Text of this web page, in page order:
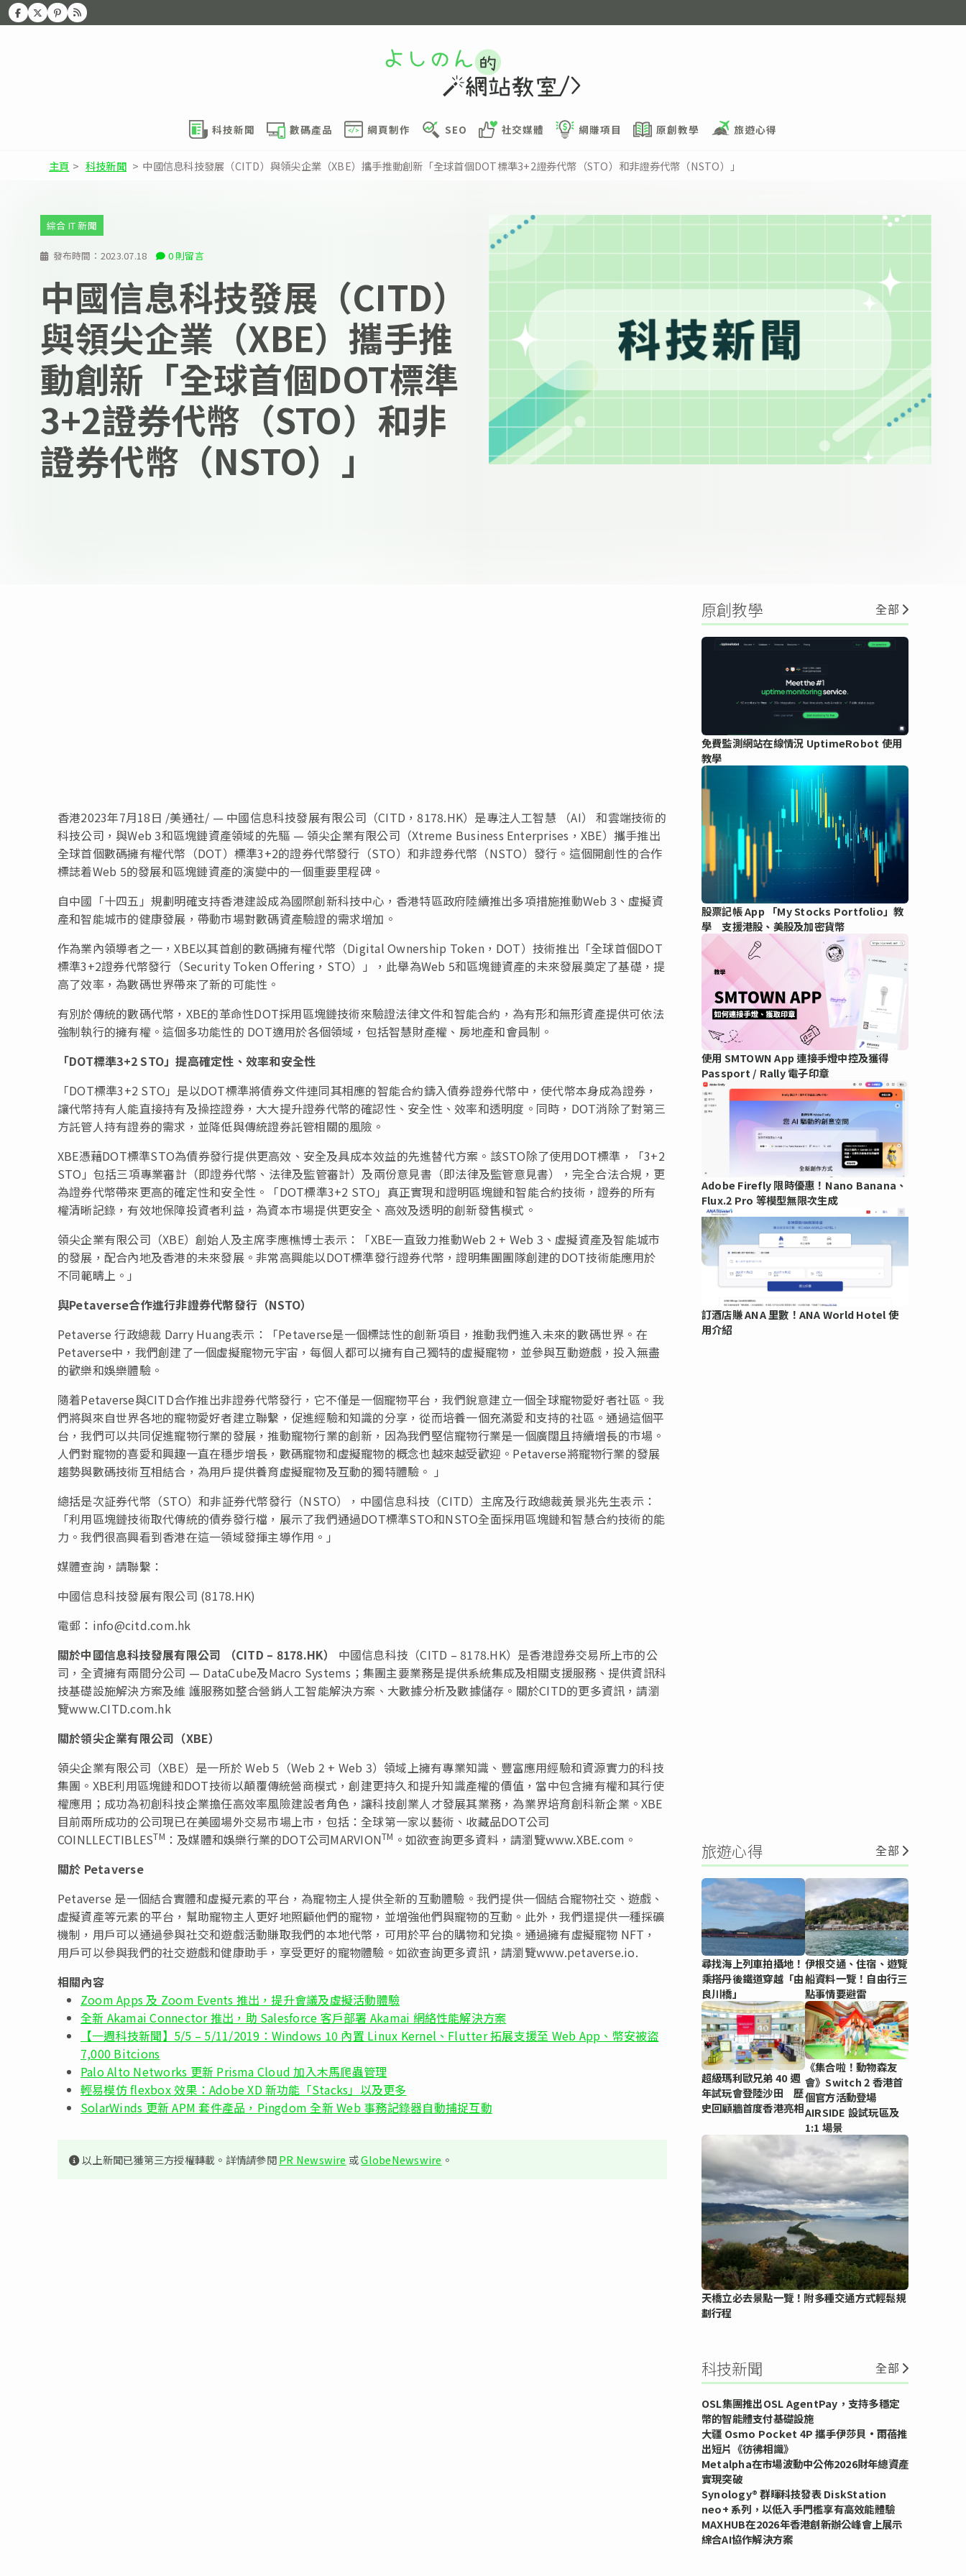
科技新聞 數碼產品 網頁制作 SEO 社交媒體 網賺項目 原創教學 旅遊心得
主頁 > 科技新聞 > 中國信息科技發展（CITD）與領尖企業（XBE）攜手推動創新「全球首個DOT標準3+2證券代幣（STO）和非證券代幣（NSTO）」
發布時間： 2023.07.18 0 則留言
綜合 IT 新聞
中國信息科技發展（CITD）
與領尖企業（XBE）攜手推
動創新「全球首個DOT標準
3+2證券代幣（STO）和非
證券代幣（NSTO）」
香港2023年7月18日 /美通社/ — 中國信息科技發展有限公司（CITD，8178.HK）是專注人工智慧 （AI） 和雲端技術的
科技公司，與Web 3和區塊鏈資產領域的先驅 — 領尖企業有限公司（Xtreme Business Enterprises，XBE） 攜手推出
全球首個數碼擁有權代幣（DOT）標準3+2的證券代幣發行（STO）和非證券代幣（NSTO）發行。這個開創性的合作
標誌着Web 5的發展和區塊鏈資產的演變中的一個重要里程碑。
自中國「十四五」規劃明確支持香港建設成為國際創新科技中心，香港特區政府陸續推出多項措施推動Web 3、虛擬資
產和智能城市的健康發展，帶動市場對數碼資產驗證的需求增加。
作為業內領導者之一，XBE以其首創的數碼擁有權代幣（Digital Ownership Token，DOT）技術推出「全球首個DOT
標準3+2證券代幣發行（Security Token Offering，STO）」，此舉為Web 5和區塊鏈資產的未來發展奠定了基礎，提
高了效率，為數碼世界帶來了新的可能性。
有別於傳統的數碼代幣，XBE的革命性DOT採用區塊鏈技術來驗證法律文件和智能合約，為有形和無形資產提供可依法
強制執行的擁有權。這個多功能性的 DOT適用於各個領域，包括智慧財產權、房地產和會員制。
「DOT標準3+2 STO」提高確定性、效率和安全性
「DOT標準3+2 STO」是以DOT標準將債券文件連同其相應的智能合約鑄入債券證券代幣中，使代幣本身成為證券，
讓代幣持有人能直接持有及操控證券，大大提升證券代幣的確認性、安全性、效率和透明度。同時，DOT消除了對第三
方託管人持有證券的需求，並降低與傳統證券託管相關的風險。
XBE憑藉DOT標準STO為債券發行提供更高效、安全及具成本效益的先進替代方案。該STO除了使用DOT標準，「3+2
STO」包括三項專業審計（即證券代幣、法律及監管審計）及兩份意見書（即法律及監管意見書），完全合法合規，更
為證券代幣帶來更高的確定性和安全性。「DOT標準3+2 STO」真正實現和證明區塊鏈和智能合約技術，證券的所有
權清晰記錄，有效地保障投資者利益，為資本市場提供更安全、高效及透明的創新發售模式。
領尖企業有限公司（XBE）創始人及主席李應樵博士表示：「XBE一直致力推動Web 2 + Web 3、虛擬資產及智能城市
的發展，配合內地及香港的未來發展。非常高興能以DOT標準發行證券代幣，證明集團團隊創建的DOT技術能應用於
不同範疇上。」
與Petaverse合作進行非證券代幣發行（NSTO）
Petaverse 行政總裁 Darry Huang表示：「Petaverse是一個標誌性的創新項目，推動我們進入未來的數碼世界。在
Petaverse中，我們創建了一個虛擬寵物元宇宙，每個人都可以擁有自己獨特的虛擬寵物，並參與互動遊戲，投入無盡
的歡樂和娛樂體驗。
隨着Petaverse與CITD合作推出非證券代幣發行，它不僅是一個寵物平台，我們銳意建立一個全球寵物愛好者社區。我
們將與來自世界各地的寵物愛好者建立聯繫，促進經驗和知識的分享，從而培養一個充滿愛和支持的社區。通過這個平
台，我們可以共同促進寵物行業的發展，推動寵物行業的創新，因為我們堅信寵物行業是一個廣闊且持續增長的市場。
人們對寵物的喜愛和興趣一直在穩步增長，數碼寵物和虛擬寵物的概念也越來越受歡迎。Petaverse將寵物行業的發展
趨勢與數碼技術互相結合，為用戶提供養育虛擬寵物及互動的獨特體驗。 」
總括是次証券代幣（STO）和非証券代幣發行（NSTO），中國信息科技（CITD）主席及行政總裁黃景兆先生表示：
「利用區塊鏈技術取代傳統的債券發行檔，展示了我們通過DOT標準STO和NSTO全面採用區塊鏈和智慧合約技術的能
力。我們很高興看到香港在這一領域發揮主導作用。」
媒體查詢，請聯繫：
中國信息科技發展有限公司 (8178.HK)
電郵： info@citd.com.hk
關於中國信息科技發展有限公司
（CITD – 8178.HK）
中國信息科技（CITD – 8178.HK）是香港證券交易所上市的公
司，全資擁有兩間分公司 — DataCube及Macro Systems； 集團主要業務是提供系統集成及相關支援服務、提供資訊科
技基礎設施解決方案及維 護服務如整合營銷人工智能解決方案、大數據分析及數據儲存。 關於CITD的更多資訊，請瀏
覽www.CITD.com.hk
關於領尖企業有限公司（XBE）
領尖企業有限公司（XBE）是一所於 Web 5（Web 2 + Web 3）領域上擁有專業知識、豐富應用經驗和資源實力的科技
集團。XBE利用區塊鏈和DOT技術以顛覆傳統營商模式，創建更持久和提升知識產權的價值，當中包含擁有權和其行使
權應用；成功為初創科技企業擔任高效率風險建設者角色，讓科技創業人才發展其業務，為業界培育創科新企業。XBE
目前兩所成功的公司現已在美國場外交易市場上市，包括：全球第一家以藝術、收藏品DOT公司
COINLLECTIBLESTM ：及媒體和娛樂行業的DOT公司MARVIONTM 。如欲查詢更多資料，請瀏覽www.XBE.com。
關於 Petaverse
Petaverse 是一個結合實體和虛擬元素的平台，為寵物主人提供全新的互動體驗。我們提供一個結合寵物社交、遊戲、
虛擬資產等元素的平台，幫助寵物主人更好地照顧他們的寵物，並增強他們與寵物的互動。此外，我們還提供一種採礦
機制，用戶可以通過參與社交和遊戲活動賺取我們的本地代幣，可用於平台的購物和兌換。通過擁有虛擬寵物 NFT，
用戶可以參與我們的社交遊戲和健康助手，享受更好的寵物體驗。如欲查詢更多資訊，請瀏覽www.petaverse.io.
相關內容
Zoom Apps 及 Zoom Events 推出，提升會議及虛擬活動體驗
全新 Akamai Connector 推出，助 Salesforce 客戶部署 Akamai 網絡性能解決方案
【一週科技新聞】5/5 – 5/11/2019：Windows 10 內置 Linux Kernel、Flutter 拓展支援至 Web App、幣安被盜
7,000 Bitcions
Palo Alto Networks 更新 Prisma Cloud 加入木馬爬蟲管理
輕易模仿 flexbox 效果：Adobe XD 新功能「Stacks」以及更多
SolarWinds 更新 APM 套件產品，Pingdom 全新 Web 事務記錄器自動捕捉互動
以上新聞已獲第三方授權轉載。詳情請參閱PR Newswire 或GlobeNewswire 。
原創教學 全部
免費監測網站在線情況 UptimeRobot 使用
教學
股票記帳 App 「My Stocks Portfolio」教
學 支援港股、美股及加密貨幣
使用 SMTOWN App 連接手燈中控及獲得
Passport / Rally 電子印章
Adobe Firefly 限時優惠！Nano Banana、
Flux.2 Pro 等模型無限次生成
訂酒店賺 ANA 里數！ANA World Hotel 使
用介紹
旅遊心得 全部
尋找海上列車拍攝地！
乘搭丹後鐵道穿越「由
良川橋」
伊根交通、住宿、遊覽
船資料一覽！自由行三
點事情要避雷
超級瑪利歐兄弟 40 週
年試玩會登陸沙田 歷
史回顧牆首度香港亮相
《集合啦！動物森友
會》Switch 2 香港首
個官方活動登場
AIRSIDE 設試玩區及
1:1 場景
天橋立必去景點一覽！附多種交通方式輕鬆規
劃行程
科技新聞 全部
OSL集團推出OSL AgentPay，支持多穩定
幣的智能體支付基礎設施
大疆 Osmo Pocket 4P 攜手伊莎貝•雨蓓推
出短片《彷彿相識》
Metalpha在市場波動中公佈2026財年總資產
實現突破
Synology® 群暉科技發表 DiskStation
neo+ 系列，以低入手門檻享有高效能體驗
MAXHUB在2026年香港創新辦公峰會上展示
綜合AI協作解決方案